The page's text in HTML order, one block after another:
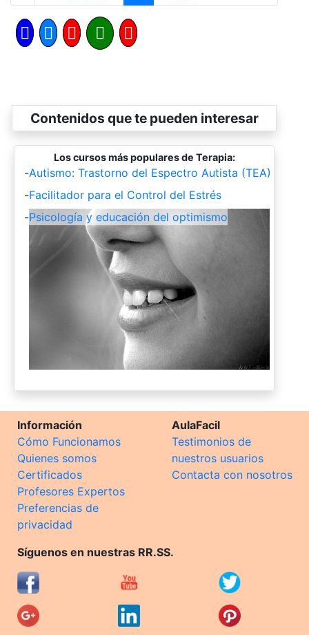
Contenidos que te pueden interesar
Los cursos más populares de Terapia:
-Autismo: Trastorno del Espectro Autista (TEA)
-Facilitador para el Control del Estrés
-Psicología y educación del optimismo
Información
Cómo Funcionamos
Quienes somos
Certificados
Profesores Expertos
Preferencias de
privacidad
AulaFacil
Testimonios de
nuestros usuarios
Contacta con nosotros
Síguenos en nuestras RR.SS.